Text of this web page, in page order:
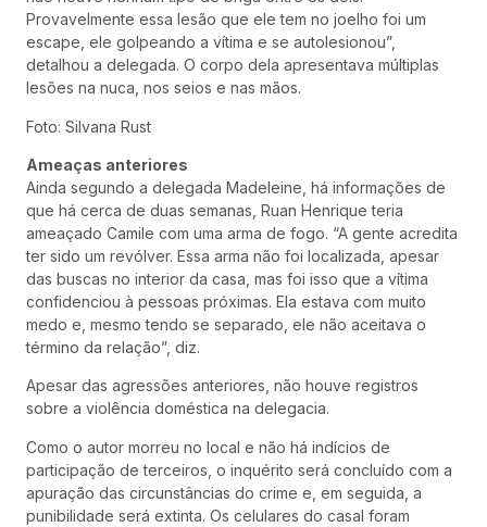
Provavelmente essa lesão que ele tem no joelho foi um
escape, ele golpeando a vítima e se autolesionou”,
detalhou a delegada. O corpo dela apresentava múltiplas
lesões na nuca, nos seios e nas mãos.
Foto: Silvana Rust
Ameaças anteriores
Ainda segundo a delegada Madeleine, há informações de
que há cerca de duas semanas, Ruan Henrique teria
ameaçado Camile com uma arma de fogo. “A gente acredita
ter sido um revólver. Essa arma não foi localizada, apesar
das buscas no interior da casa, mas foi isso que a vítima
confidenciou à pessoas próximas. Ela estava com muito
medo e, mesmo tendo se separado, ele não aceitava o
término da relação”, diz.
Apesar das agressões anteriores, não houve registros
sobre a violência doméstica na delegacia.
Como o autor morreu no local e não há indícios de
participação de terceiros, o inquérito será concluído com a
apuração das circunstâncias do crime e, em seguida, a
punibilidade será extinta. Os celulares do casal foram